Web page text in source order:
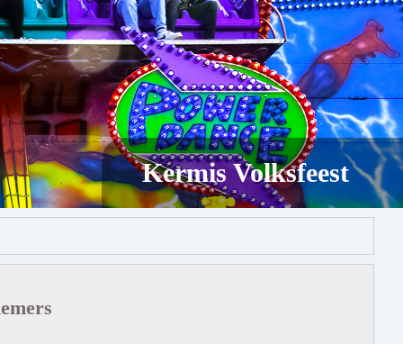
Kermis Volksfeest